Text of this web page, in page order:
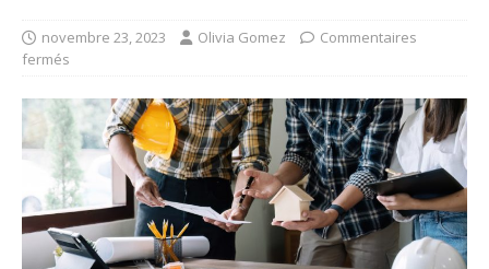
novembre 23, 2023 Olivia Gomez
Commentaires
fermés